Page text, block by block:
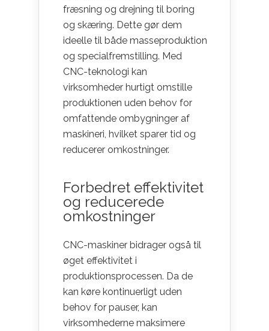
fræsning og drejning til boring
og skæring. Dette gør dem
ideelle til både masseproduktion
og specialfremstilling. Med
CNC-teknologi kan
virksomheder hurtigt omstille
produktionen uden behov for
omfattende ombygninger af
maskineri, hvilket sparer tid og
reducerer omkostninger.
Forbedret effektivitet
og reducerede
omkostninger
CNC-maskiner bidrager også til
øget effektivitet i
produktionsprocessen. Da de
kan køre kontinuerligt uden
behov for pauser, kan
virksomhederne maksimere